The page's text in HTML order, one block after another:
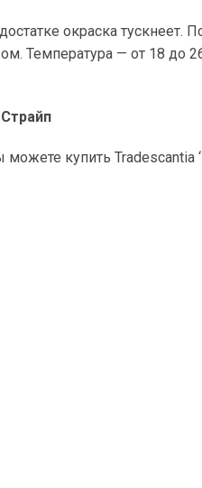
окраска
Температура — от 18 до
можете купить Tradescantia